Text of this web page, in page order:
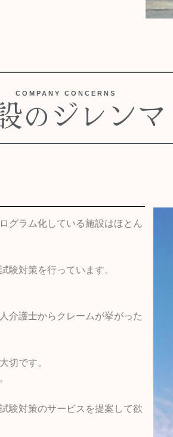
COMPANY CONCERNS
のジレンマ
グラム化している施設はほとん
験対策を行っています。
介護士からクレームが挙がった
切です。
験対策のサービスを提案して欲